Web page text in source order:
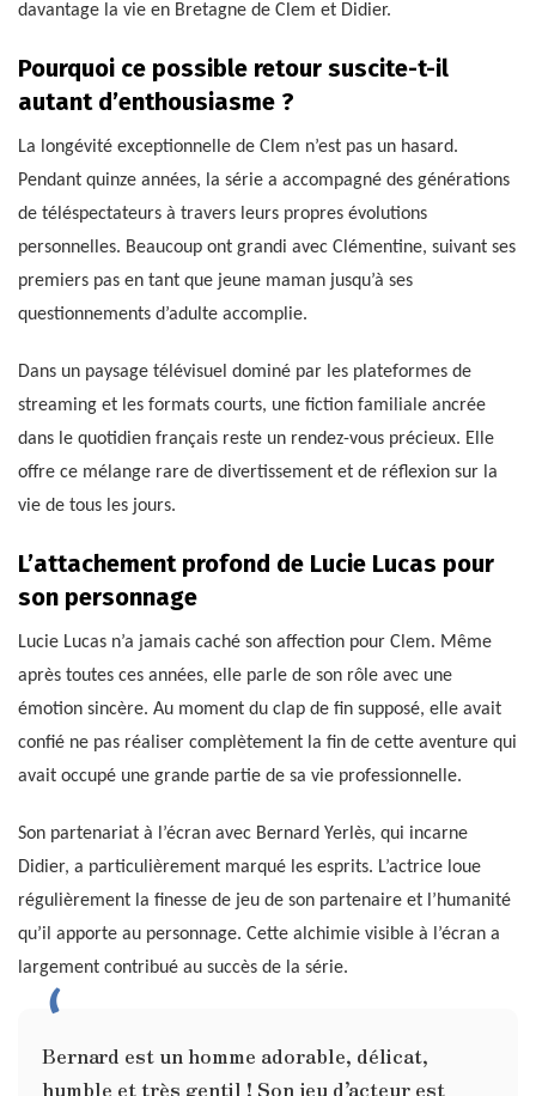
davantage la vie en Bretagne de Clem et Didier.
Pourquoi ce possible retour suscite-t-il
autant d’enthousiasme ?
La longévité exceptionnelle de Clem n’est pas un hasard.
Pendant quinze années, la série a accompagné des générations
de téléspectateurs à travers leurs propres évolutions
personnelles. Beaucoup ont grandi avec Clémentine, suivant ses
premiers pas en tant que jeune maman jusqu’à ses
questionnements d’adulte accomplie.
Dans un paysage télévisuel dominé par les plateformes de
streaming et les formats courts, une fiction familiale ancrée
dans le quotidien français reste un rendez-vous précieux. Elle
offre ce mélange rare de divertissement et de réflexion sur la
vie de tous les jours.
L’attachement profond de Lucie Lucas pour
son personnage
Lucie Lucas n’a jamais caché son affection pour Clem. Même
après toutes ces années, elle parle de son rôle avec une
émotion sincère. Au moment du clap de fin supposé, elle avait
confié ne pas réaliser complètement la fin de cette aventure qui
avait occupé une grande partie de sa vie professionnelle.
Son partenariat à l’écran avec Bernard Yerlès, qui incarne
Didier, a particulièrement marqué les esprits. L’actrice loue
régulièrement la finesse de jeu de son partenaire et l’humanité
qu’il apporte au personnage. Cette alchimie visible à l’écran a
largement contribué au succès de la série.
Bernard est un homme adorable, délicat,
humble et très gentil ! Son jeu d’acteur est